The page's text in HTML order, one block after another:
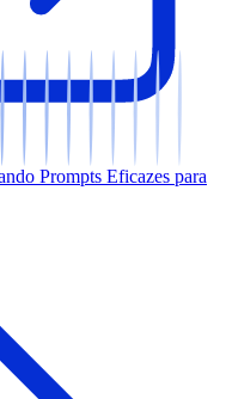
Prompts Eficazes para